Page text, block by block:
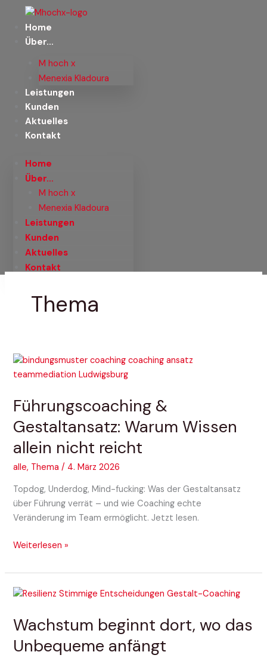
springen
Home
Über…
M hoch x
Menexia Kladoura
Leistungen
Kunden
Aktuelles
Kontakt
Home
Über…
M hoch x
Menexia Kladoura
Leistungen
Kunden
Aktuelles
Kontakt
Thema
Führungscoaching &
Gestaltansatz: Warum Wissen
allein nicht reicht
alle, Thema / 4. März 2026
Topdog, Underdog, Mind-fucking: Was der Gestaltansatz
über Führung verrät – und wie Coaching echte
Veränderung im Team ermöglicht. Jetzt lesen.
Führungscoaching
&
Warum
allein
nicht
Weiterlesen »
Wachstum beginnt dort, wo das
Unbequeme anfängt
Wachstum
dort,
das